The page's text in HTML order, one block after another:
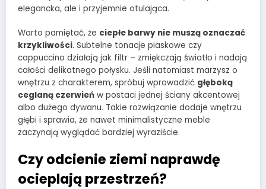
elegancka, ale i przyjemnie otulająca.
Warto pamiętać, że ciepłe barwy nie muszą oznaczać
krzykliwości. Subtelne tonacje piaskowe czy
cappuccino działają jak filtr – zmiękczają światło i nadają
całości delikatnego połysku. Jeśli natomiast marzysz o
wnętrzu z charakterem, spróbuj wprowadzić głęboką
ceglaną czerwień w postaci jednej ściany akcentowej
albo dużego dywanu. Takie rozwiązanie dodaje wnętrzu
głębi i sprawia, że nawet minimalistyczne meble
zaczynają wyglądać bardziej wyraziście.
Czy odcienie ziemi naprawdę
ocieplają przestrzeń?